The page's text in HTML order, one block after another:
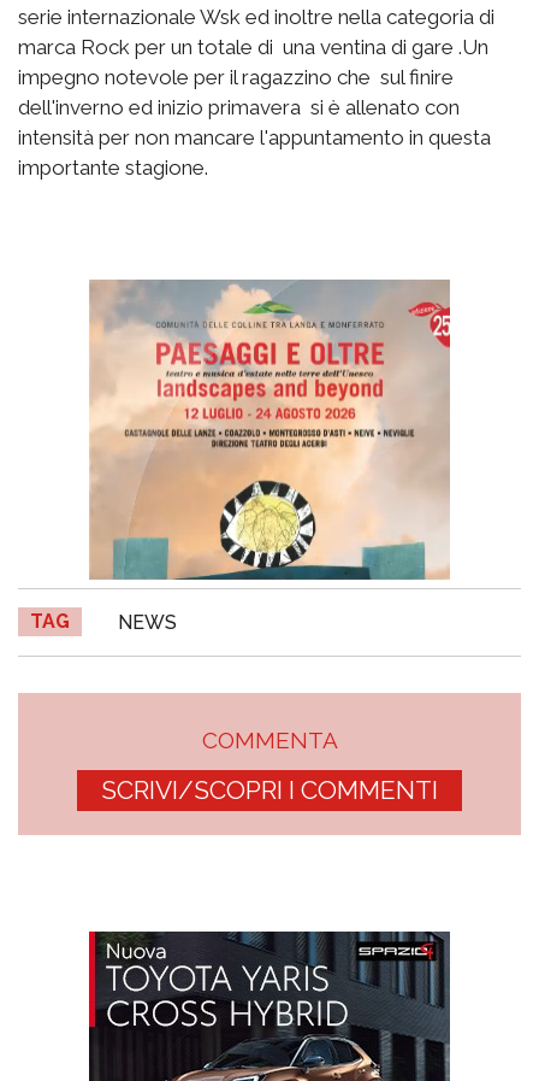
serie internazionale Wsk ed inoltre nella categoria di
marca Rock per un totale di una ventina di gare .Un
impegno notevole per il ragazzino che sul finire
dell'inverno ed inizio primavera si è allenato con
intensità per non mancare l'appuntamento in questa
importante stagione.
TAG NEWS
COMMENTA
SCRIVI/SCOPRI I COMMENTI